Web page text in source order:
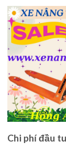
Chi phí đầu